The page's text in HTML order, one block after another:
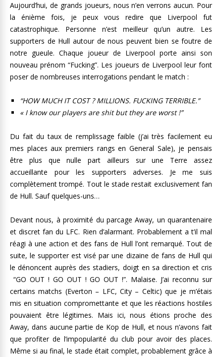
Aujourd’hui, de grands joueurs, nous n’en verrons aucun. Pour
la énième fois, je peux vous redire que Liverpool fut
catastrophique. Personne n’est meilleur qu’un autre. Les
supporters de Hull autour de nous peuvent bien se foutre de
notre gueule. Chaque joueur de Liverpool porte ainsi son
nouveau prénom “Fucking”. Les joueurs de Liverpool leur font
poser de nombreuses interrogations pendant le match :
“HOW MUCH IT COST ? MILLIONS. FUCKING TERRIBLE.”
« I know our players are shit but they are worst !”
Du fait du taux de remplissage faible (j’ai très facilement eu
mes places aux premiers rangs en General Sale), je pensais
être plus que nulle part ailleurs sur une Terre assez
accueillante pour les supporters adverses. Je me suis
complètement trompé. Tout le stade restait exclusivement fan
de Hull. Sauf quelques-uns…
Devant nous, à proximité du parcage Away, un quarantenaire
et discret fan du LFC. Rien d’alarmant. Probablement a t’il mal
réagi à une action et des fans de Hull l’ont remarqué. Tout de
suite, le supporter est visé par une dizaine de fans de Hull qui
le dénoncent auprès des stadiers, doigt en sa direction et cris
“GO OUT ! GO OUT ! GO OUT !”. Malaise. J’ai reconnu sur
certains matchs (Everton – LFC, City – Celtic) que je m’étais
mis en situation compromettante et que les réactions hostiles
pouvaient être légitimes. Mais ici, nous étions proche des
Away, dans aucune partie de Kop de Hull, et nous n’avons fait
que profiter de l’impopularité du club pour avoir des places.
Même si au final, le stade était complet, probablement grâce à